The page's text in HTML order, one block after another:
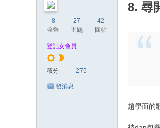
8
金幣
27
主題
42
回帖
登記女會員
積分 275
發消息
8. 尋
趙學而的